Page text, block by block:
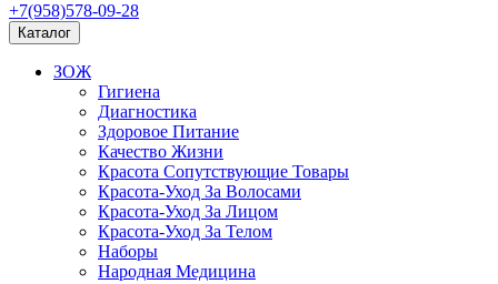
+7(958)578-09-28
Каталог
ЗОЖ
Гигиена
Диагностика
Здоровое Питание
Качество Жизни
Красота Сопутствующие Товары
Красота-Уход За Волосами
Красота-Уход За Лицом
Красота-Уход За Телом
Наборы
Народная Медицина